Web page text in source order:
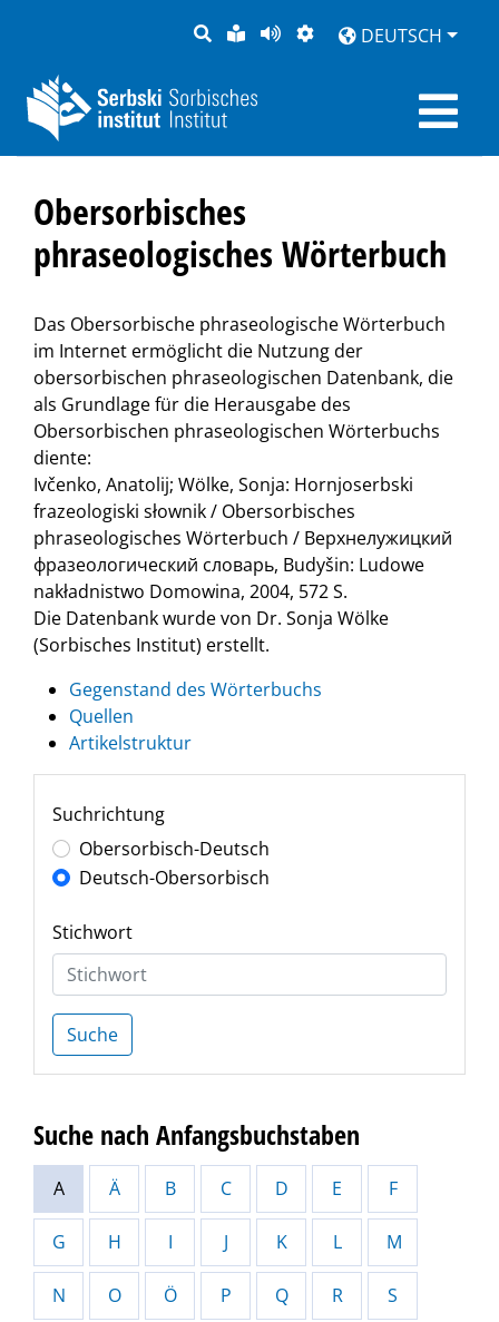
SUCHELEICHTE
SPRACHE
SEITEDARSTELLUNG
DEUTSCH
Obersorbisches
phraseologisches Wörterbuch
Das Obersorbische phraseologische Wörterbuch
im Internet ermöglicht die Nutzung der
obersorbischen phraseologischen Datenbank, die
als Grundlage für die Herausgabe des
Obersorbischen phraseologischen Wörterbuchs
diente:
Ivčenko, Anatolij; Wölke, Sonja: Hornjoserbski
frazeologiski słownik / Obersorbisches
phraseologisches Wörterbuch / Верхнелужицкий
фразеологический словарь, Budyšin: Ludowe
nakładnistwo Domowina, 2004, 572 S.
Die Datenbank wurde von Dr. Sonja Wölke
(Sorbisches Institut) erstellt.
Gegenstand des Wörterbuchs
Quellen
Artikelstruktur
Suchrichtung
Obersorbisch-Deutsch
Deutsch-Obersorbisch
Stichwort
Suche
Suche nach Anfangsbuchstaben
A Ä B C D E F
G H I J K L M
N O Ö P Q R S